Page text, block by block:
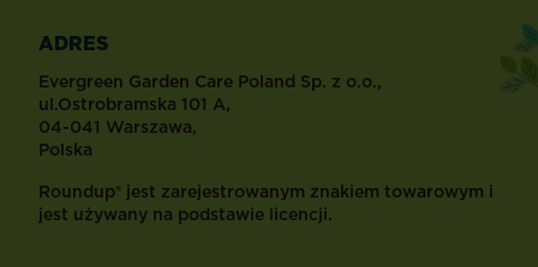
ADRES
Evergreen Garden Care Poland Sp. z o.o.,
ul.Ostrobramska 101 A,
04-041 Warszawa,
Polska
Roundup® jest zarejestrowanym znakiem towarowym i
jest używany na podstawie licencji.